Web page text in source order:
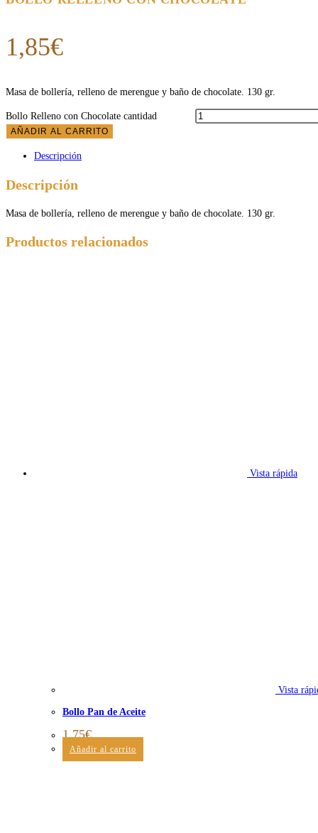
1,85€
Masa de bollería, relleno de merengue y baño de chocolate. 130 gr.
Bollo Relleno con Chocolate cantidad
AÑADIR AL CARRITO
Descripción
Descripción
Masa de bollería, relleno de merengue y baño de chocolate. 130 gr.
Productos relacionados
Vista rápida
Vista
Bollo Pan de Aceite
1,75€
Añadir al carrito